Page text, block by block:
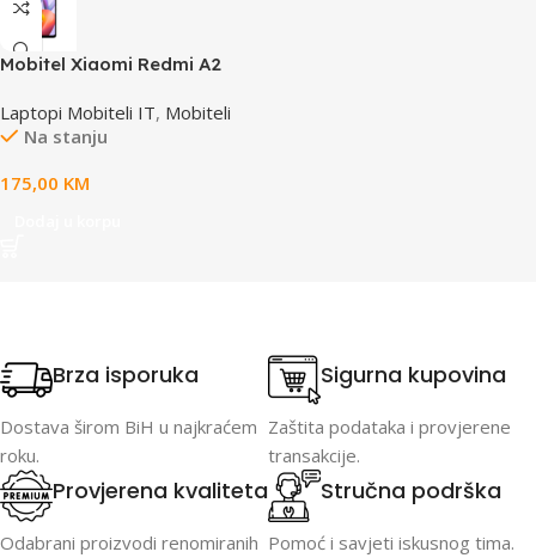
Mobitel Xiaomi Redmi A2
Laptopi Mobiteli IT, Mobiteli
Na stanju
175,00 KM
Brza isporuka
Dostava širom BiH u najkraćem
roku.
Sigurna kupovina
Zaštita podataka i provjerene
transakcije.
Provjerena kvaliteta
Odabrani proizvodi renomiranih
Stručna podrška
Pomoć i savjeti iskusnog tima.